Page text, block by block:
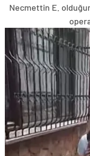
Necmettin E.